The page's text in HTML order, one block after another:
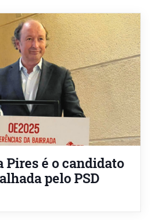
é o candidato
pelo PSD